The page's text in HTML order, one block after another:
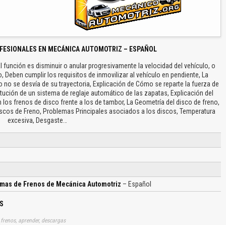
EN MECÁNICA AUTOMOTRIZ – ESPAÑOL
función es disminuir o anular progresivamente la velocidad del vehículo, o
cumplir los requisitos de inmovilizar al vehículo en pendiente, La
se desvía de su trayectoria, Explicación de Cómo se reparte la fuerza de
de un sistema de reglaje automático de las zapatas, Explicación del
frenos de disco frente a los de tambor, La Geometría del disco de freno,
de Freno, Problemas Principales asociados a los discos, Temperatura
excesiva, Desgaste…
de Frenos de Mecánica Automotriz – Español
aprender, descargas